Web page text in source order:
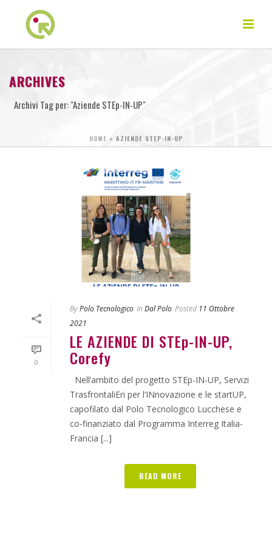
ARCHIVES
Archivi Tag per: "Aziende STEp-IN-UP"
HOME » AZIENDE STEP-IN-UP
0
ByPolo Tecnologico In Dal Polo Posted 11 Ottobre
2021
LE AZIENDE DI STEp-IN-UP,
Corefy
Nell’ambito del progetto STEp-IN-UP, Servizi
TrasfrontaliEri per l’INnovazione e le startUP,
capofilato dal Polo Tecnologico Lucchese e
co-finanziato dal Programma Interreg Italia-
Francia [...]
READ MORE